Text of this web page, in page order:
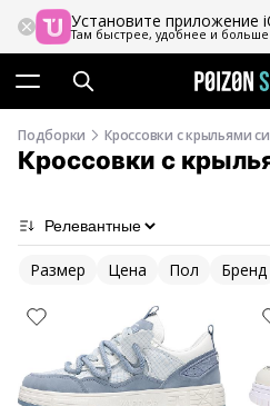
Установите приложение
Там быстрее, удобнее и
Подборки Кроссовки с крыльями
Кроссовки с
Размер Цена Пол Бренд